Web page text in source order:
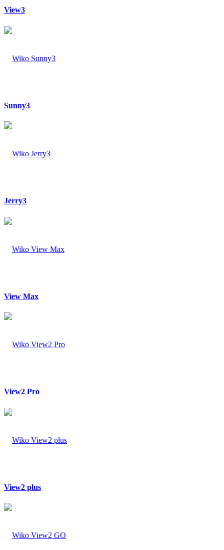
View3
Sunny3
Jerry3
View Max
View2 Pro
View2 plus